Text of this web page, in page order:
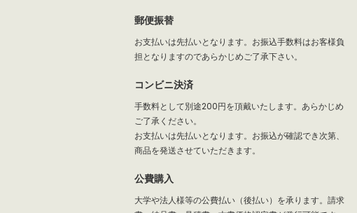
郵便振替
お支払いは先払いとなります。お振込手数料はお客様負
担となりますのであらかじめご了承下さい。
コンビニ決済
手数料として別途200円を頂戴いたします。あらかじめ
ご了承ください。
お支払いは先払いとなります。お振込が確認でき次第、
商品を発送させていただきます。
公費購入
大学や法人様等の公費払い（後払い）を承ります。請求